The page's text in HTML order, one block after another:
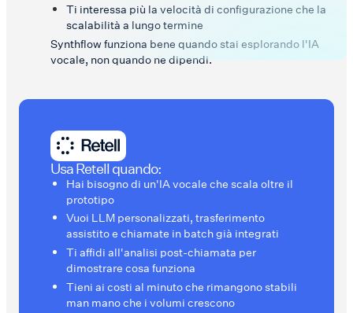
Ti interessa più la velocità di configurazione che la
scalabilità a lungo termine
Synthflow funziona bene quando stai esplorando l'IA
vocale, non quando ne dipendi.
Usa Retell quando:
Hai bisogno di un'IA vocale che scala oltre il
prototipo
Vuoi LLM personalizzati, trasferimento
assistito e chiamate in batch già integrati
Ti affidi all'analisi post-chiamata per
dimostrare cosa funziona
Tieni ai costi al minuto che rimangono stabili
man mano che i volumi crescono